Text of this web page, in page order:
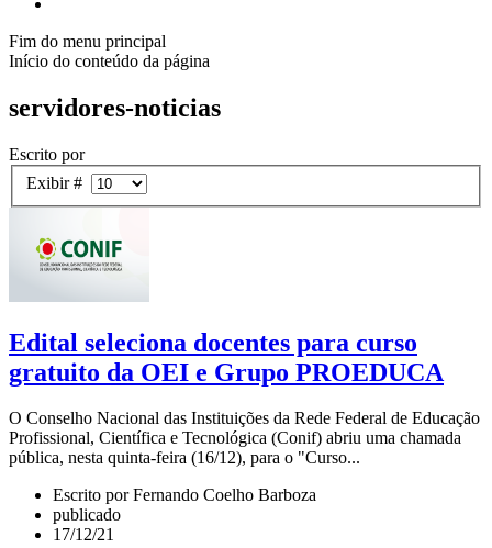
Fim do menu principal
Início do conteúdo da página
servidores-noticias
Escrito por
Exibir #
Edital seleciona docentes para curso
gratuito da OEI e Grupo PROEDUCA
O Conselho Nacional das Instituições da Rede Federal de Educação
Profissional, Científica e Tecnológica (Conif) abriu uma chamada
pública, nesta quinta-feira (16/12), para o "Curso...
Escrito por Fernando Coelho Barboza
publicado
17/12/21